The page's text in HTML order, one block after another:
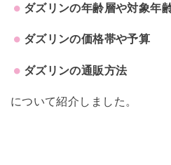
ダズリンの年齢層や対象年
ダズリンの価格帯や予算
ダズリンの通販方法
について紹介しました。